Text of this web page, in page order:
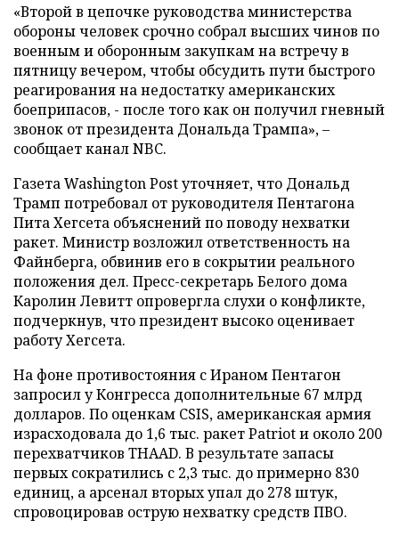
«Второй в цепочке руководства министерства
обороны человек срочно собрал высших чинов по
военным и оборонным закупкам на встречу в
пятницу вечером, чтобы обсудить пути быстрого
реагирования на недостатку американских
боеприпасов, - после того как он получил гневный
звонок от президента Дональда Трампа», –
сообщает канал NBC.
Газета Washington Post уточняет, что Дональд
Трамп потребовал от руководителя Пентагона
Пита Хегсета объяснений по поводу нехватки
ракет. Министр возложил ответственность на
Файнберга, обвинив его в сокрытии реального
положения дел. Пресс-секретарь Белого дома
Каролин Левитт опровергла слухи о конфликте,
подчеркнув, что президент высоко оценивает
работу Хегсета.
На фоне противостояния с Ираном Пентагон
запросил у Конгресса дополнительные 67 млрд
долларов. По оценкам CSIS, американская армия
израсходовала до 1,6 тыс. ракет Patriot и около 200
перехватчиков THAAD. В результате запасы
первых сократились с 2,3 тыс. до примерно 830
единиц, а арсенал вторых упал до 278 штук,
спровоцировав острую нехватку средств ПВО.